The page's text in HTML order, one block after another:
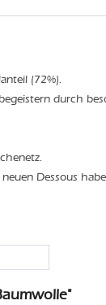
(72%).
durch
Dessous